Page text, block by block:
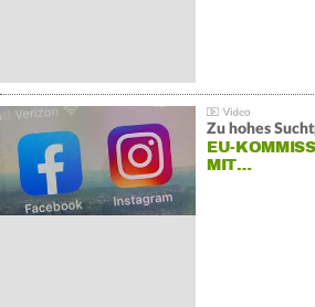
Zu hohes
EU-
MIT…